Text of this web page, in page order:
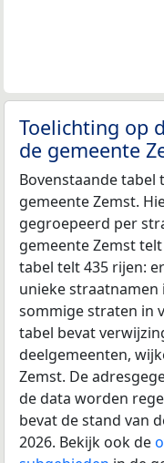
Toelichting op
de gemeente
Bovenstaande tabel
gemeente Zemst.
gegroepeerd per
gemeente Zemst
tabel telt 435 rijen:
unieke
sommige straten in
tabel bevat
deelgemeenten,
Zemst. De
de data worden
bevat de stand van
2026. Bekijk ook de